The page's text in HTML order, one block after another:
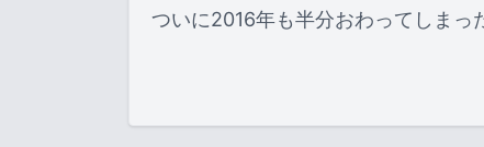
ついに2016年も半分おわってしまっ